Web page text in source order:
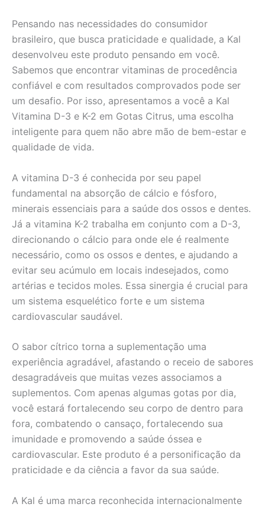
Pensando nas necessidades do consumidor
brasileiro, que busca praticidade e qualidade, a Kal
desenvolveu este produto pensando em você.
Sabemos que encontrar vitaminas de procedência
confiável e com resultados comprovados pode ser
um desafio. Por isso, apresentamos a você a Kal
Vitamina D-3 e K-2 em Gotas Citrus, uma escolha
inteligente para quem não abre mão de bem-estar e
qualidade de vida.
A vitamina D-3 é conhecida por seu papel
fundamental na absorção de cálcio e fósforo,
minerais essenciais para a saúde dos ossos e dentes.
Já a vitamina K-2 trabalha em conjunto com a D-3,
direcionando o cálcio para onde ele é realmente
necessário, como os ossos e dentes, e ajudando a
evitar seu acúmulo em locais indesejados, como
artérias e tecidos moles. Essa sinergia é crucial para
um sistema esquelético forte e um sistema
cardiovascular saudável.
O sabor cítrico torna a suplementação uma
experiência agradável, afastando o receio de sabores
desagradáveis que muitas vezes associamos a
suplementos. Com apenas algumas gotas por dia,
você estará fortalecendo seu corpo de dentro para
fora, combatendo o cansaço, fortalecendo sua
imunidade e promovendo a saúde óssea e
cardiovascular. Este produto é a personificação da
praticidade e da ciência a favor da sua saúde.
A Kal é uma marca reconhecida internacionalmente